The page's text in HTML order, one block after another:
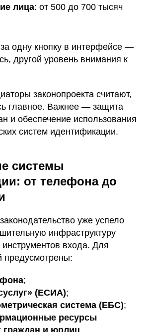
лица: от 500 до 700 тысяч
одну кнопку в интерфейсе —
другой уровень внимания к
законопроекта считают,
главное. Важнее — защита
и обеспечение использования
систем идентификации.
системы
от телефона до
уже успело
инфраструктуру
входа. Для
предусмотрены:
;
(ЕСИА);
система (ЕБС);
ресурсы
граждан и юрлиц